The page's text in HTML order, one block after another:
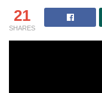
21
SHARES